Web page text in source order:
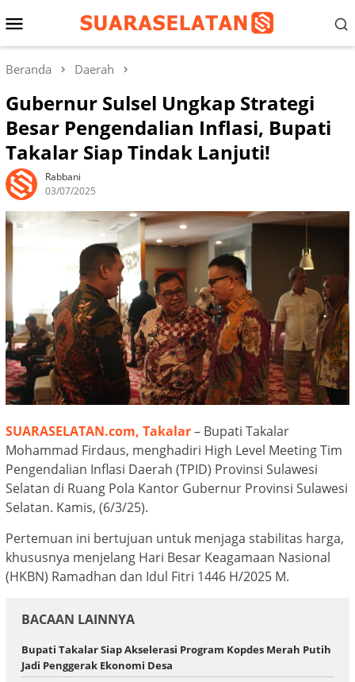
ke
Menu
Mobile
Beranda Daerah
Gubernur Sulsel Ungkap Strategi
Besar Pengendalian Inflasi, Bupati
Takalar Siap Tindak Lanjuti!
Rabbani
03/07/2025
SUARASELATAN.com, Takalar– Bupati Takalar
Mohammad Firdaus, menghadiri High Level Meeting Tim
Pengendalian Inflasi Daerah (TPID) Provinsi Sulawesi
Selatan di Ruang Pola Kantor Gubernur Provinsi Sulawesi
Selatan. Kamis, (6/3/25).
Pertemuan ini bertujuan untuk menjaga stabilitas harga,
khususnya menjelang Hari Besar Keagamaan Nasional
(HKBN) Ramadhan dan Idul Fitri 1446 H/2025 M.
BACAAN LAINNYA
Bupati Takalar Siap Akselerasi Program Kopdes Merah Putih
Jadi Penggerak Ekonomi Desa